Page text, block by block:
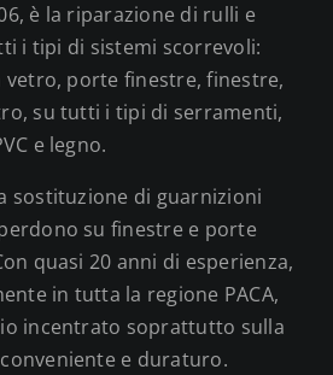
è la riparazione di rulli e
i tipi di sistemi scorrevoli:
porte finestre, finestre,
su tutti i tipi di serramenti,
e legno.
sostituzione di guarnizioni
su finestre e porte
quasi 20 anni di esperienza,
in tutta la regione PACA,
incentrato soprattutto sulla
e duraturo.